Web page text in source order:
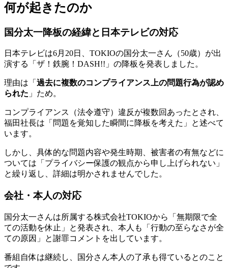
何が起きたのか
国分太一降板の経緯と日本テレビの対応
日本テレビは6月20日、TOKIOの国分太一さん（50歳）が出
演する「ザ！鉄腕！DASH!!」の降板を発表しました。
理由は「 過去に複数のコンプライアンス上の問題行為が認め
られた 」ため。
コンプライアンス（法令遵守）違反が複数回あったとされ、
福田社長は「問題を覚知した瞬間に降板を考えた」と述べて
います。
しかし、具体的な問題内容や発生時期、被害者の有無などに
ついては「プライバシー保護の観点から申し上げられない」
と繰り返し、詳細は明かされませんでした。
会社・本人の対応
国分太一さんは所属する株式会社TOKIOから「無期限で全
ての活動を休止」と発表され、本人も「行動の至らなさが全
ての原因」と謝罪コメントを出しています。
番組自体は継続し、国分さん本人の了承も得ているとのこと